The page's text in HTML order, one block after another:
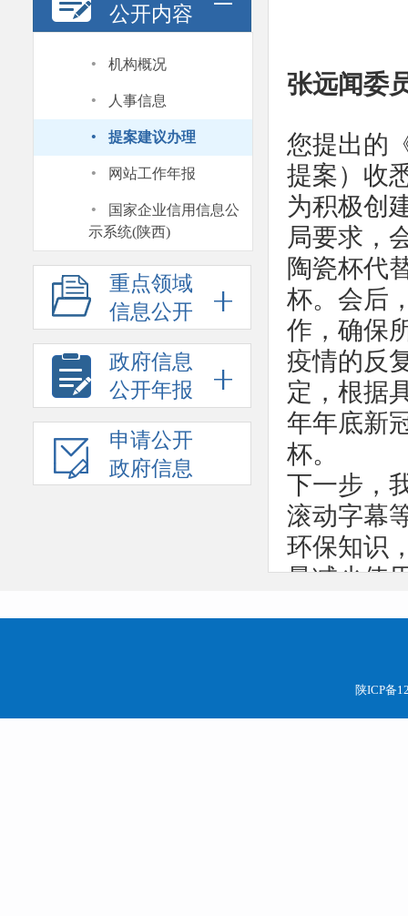
公开内容
· 机构概况
· 人事信息
· 提案建议办理
· 网站工作年报
·
国家企业信用信息公
示系统(陕西)
重点领域
信息公开
政府信息
公开年报
申请公开
政府信息
张远闻委
您提出的
提案）收
为积极创
局要求，
陶瓷杯代
杯。会后
作，确保
疫情的反
定，根据
年年底新
杯。
下一步，
滚动字幕
环保知识
量减少使
陕ICP备